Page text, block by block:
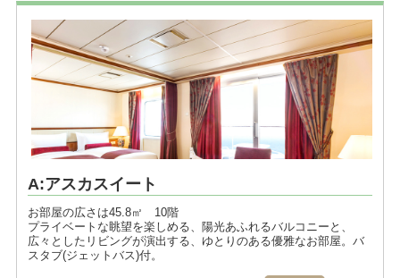
A:アスカスイート
お部屋の広さは45.8㎡ 10階
プライベートな眺望を楽しめる、陽光あふれるバルコニーと、
広々としたリビングが演出する、ゆとりのある優雅なお部屋。バ
スタブ(ジェットバス)付。